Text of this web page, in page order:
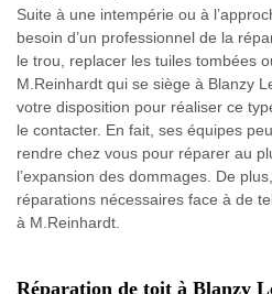
Suite à une intempérie ou à
besoin d’un professionnel de la
le trou, replacer les tuiles tombées
M.Reinhardt qui se siège à Blanzy
votre disposition pour réaliser ce
le contacter. En fait, ses équipes
rendre chez vous pour réparer au
l’expansion des dommages. De
réparations nécessaires face à de
à M.Reinhardt.
Réparation de toit à Blanzy